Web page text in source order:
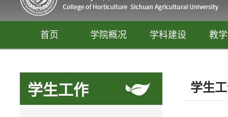
首页 学院概况 学科建设 教
学生工作 学生